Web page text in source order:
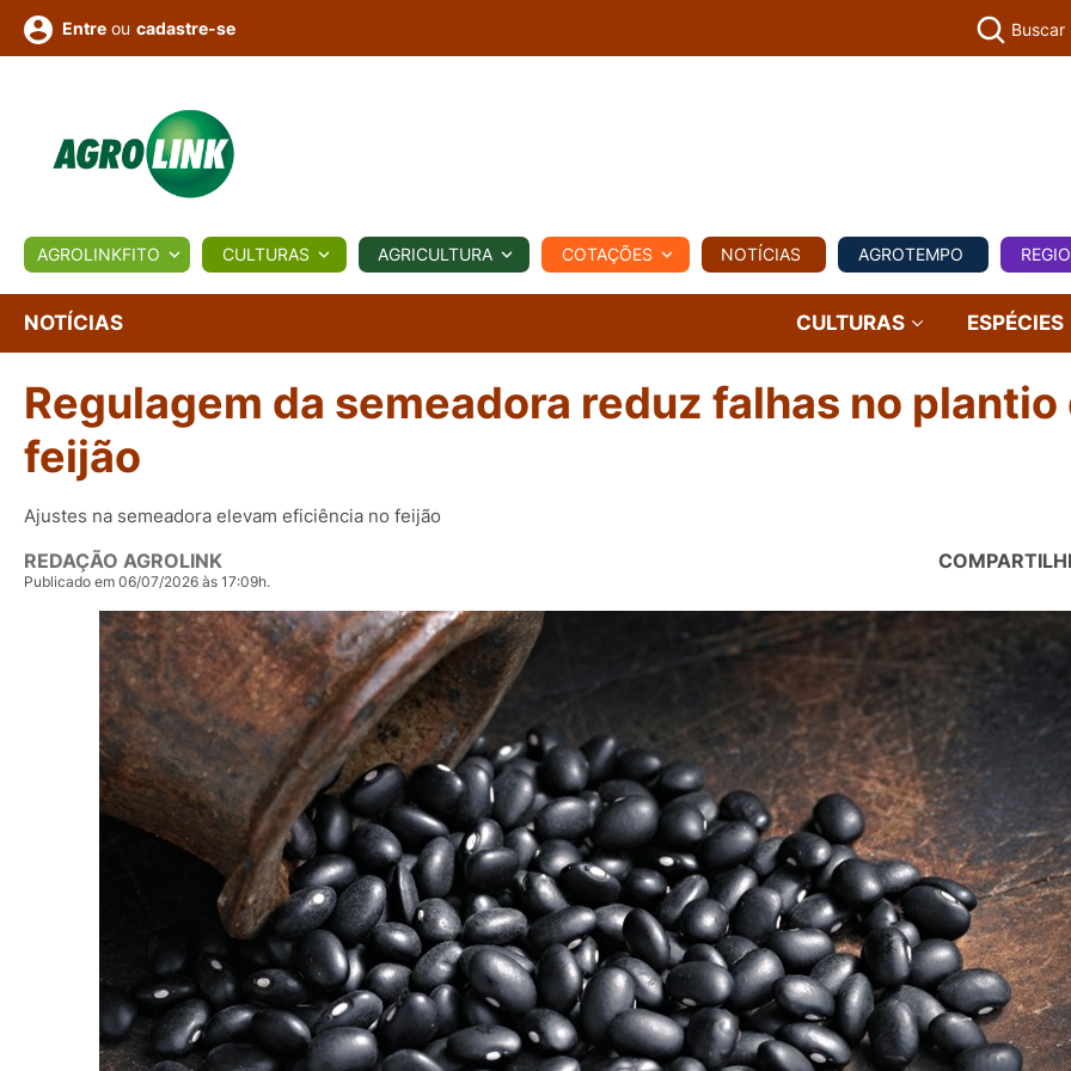
BIOLÓGICOS COTAÇÕES NOTÍCIAS AGROTEMPO REGIONAL COMERCIAL AGROVIAGENS
Conversor Colunistas Eventos
e
Vídeos
Entre ou cadastre-se Buscar
AGROLINKFITO CULTURAS AGRICULTURA COTAÇÕES NOTÍCIAS AGROTEMPO
NOTÍCIAS CULTURAS ESPÉCIES
Regulagem da semeadora reduz falhas no plantio
feijão
Ajustes na semeadora elevam eficiência no feijão
REDAÇÃO AGROLINK
Publicado em 06/07/2026 às 17:09h.